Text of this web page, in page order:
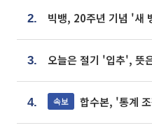
2.
3. 오늘은 절기 '입추', 뜻
4. 속보 합수본, '통계 조작' 서